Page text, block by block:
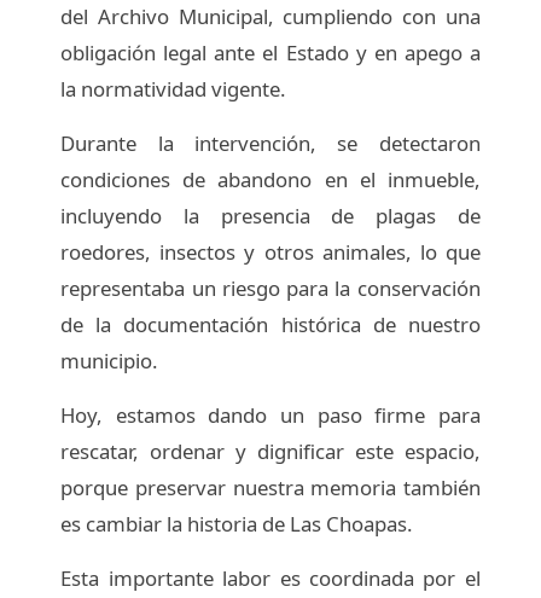
del Archivo Municipal, cumpliendo con una
obligación legal ante el Estado y en apego a
la normatividad vigente.
Durante la intervención, se detectaron
condiciones de abandono en el inmueble,
incluyendo la presencia de plagas de
roedores, insectos y otros animales, lo que
representaba un riesgo para la conservación
de la documentación histórica de nuestro
municipio.
Hoy, estamos dando un paso firme para
rescatar, ordenar y dignificar este espacio,
porque preservar nuestra memoria también
es cambiar la historia de Las Choapas.
Esta importante labor es coordinada por el